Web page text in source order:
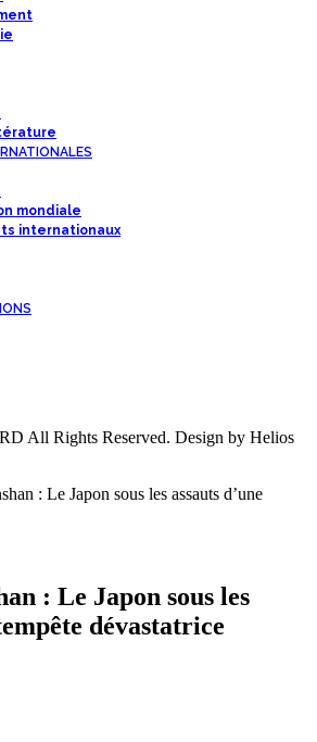
mondiale
internationaux
All Rights Reserved. Design by Helios
: Le Japon sous les assauts d’une
: Le Japon sous les
dévastatrice